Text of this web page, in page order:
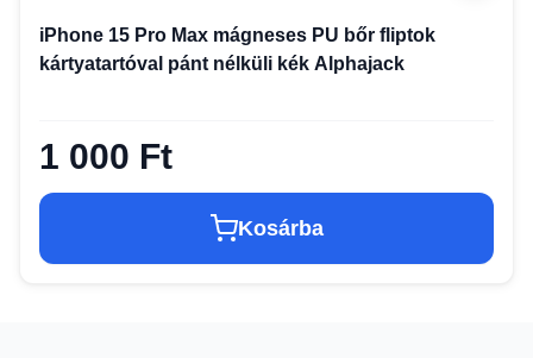
iPhone 15 Pro Max mágneses PU bőr fliptok
kártyatartóval pánt nélküli kék Alphajack
1 000 Ft
Kosárba